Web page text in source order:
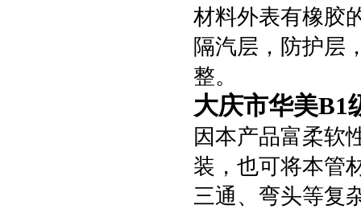
材料外表有橡胶
隔汽层，防护层
整。
大庆市华美B1
因本产品富柔软
装，也可将本管
三通、弯头等复